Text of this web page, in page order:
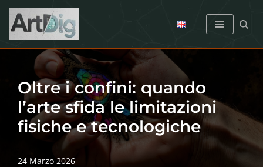
Vai
al
contenuto
Oltre i confini: quando
l’arte sfida le limitazioni
fisiche e tecnologiche
24 Marzo 2026